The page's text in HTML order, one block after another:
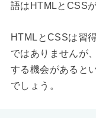
語はHTMLとCSS
HTMLとCSSは習
ではありませんが
する機会があると
でしょう。